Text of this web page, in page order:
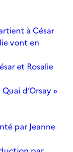
à César
vont en
et Rosalie
d’Orsay »
par Jeanne